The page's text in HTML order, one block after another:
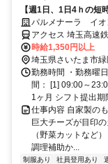
【週1日、1日4ｈの
タースタッフ大募集！
パルメナーラ イオ
アクセス 埼玉高速
東川口3番口徒歩約
和美園駅」より徒
務地により異なる）
時給1,350円以上
埼玉県さいたま市
勤務時間 ・勤務曜
間： [1] 09:00～
1ヶ月 シフト提出
仕事内容 自家製の
巨大チーズが目印
（野菜カットなど
調理補助か...
制服あり 社員登用あり